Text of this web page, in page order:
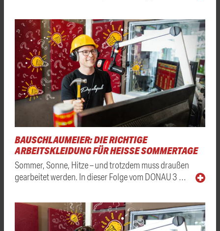
BAUSCHLAUMEIER: DIE RICHTIGE
ARBEITSKLEIDUNG FÜR HEISSE SOMMERTAGE
Sommer, Sonne, Hitze – und trotzdem muss draußen
gearbeitet werden. In dieser Folge vom DONAU 3 …